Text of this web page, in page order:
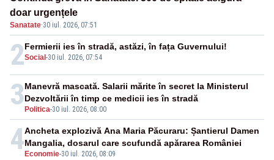
doar urgențele
Sanatate·30 iul. 2026, 07:51
2Social -30 iul. 2026, 07:54
Fermierii ies în stradă, astăzi, în fața Guvernului!
3 Politica-30 iul. 2026, 08:00
Manevră mascată. Salarii mărite în secret la Ministerul
Dezvoltării în timp ce medicii ies în stradă
4 Economie-30 iul. 2026, 08:09
Ancheta explozivă Ana Maria Păcuraru: Șantierul Damen
Mangalia, dosarul care scufundă apărarea României